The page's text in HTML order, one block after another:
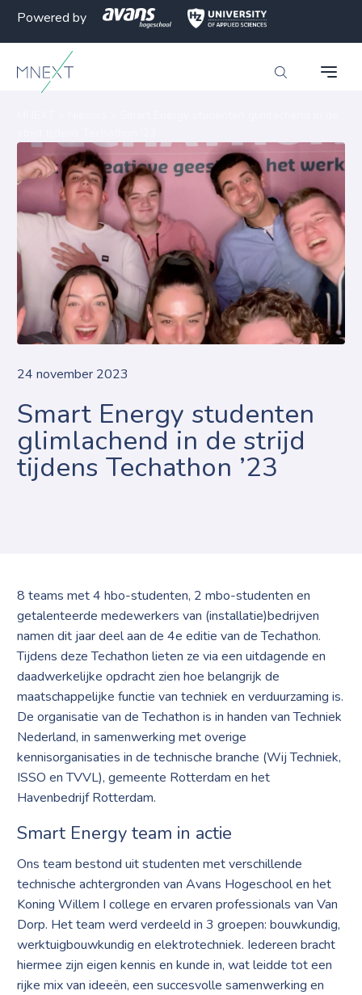
Powered by
24 november 2023
Smart Energy studenten
glimlachend in de strijd
tijdens Techathon ’23
8 teams met 4 hbo-studenten, 2 mbo-studenten en
getalenteerde medewerkers van (installatie)bedrijven
namen dit jaar deel aan de 4e editie van de Techathon.
Tijdens deze Techathon lieten ze via een uitdagende en
daadwerkelijke opdracht zien hoe belangrijk de
maatschappelijke functie van techniek en verduurzaming is.
De organisatie van de Techathon is in handen van Techniek
Nederland, in samenwerking met overige
kennisorganisaties in de technische branche (Wij Techniek,
ISSO en TVVL), gemeente Rotterdam en het
Havenbedrijf Rotterdam.
Smart Energy team in actie
Ons team bestond uit studenten met verschillende
technische achtergronden van Avans Hogeschool en het
Koning Willem I college en ervaren professionals van Van
Dorp. Het team werd verdeeld in 3 groepen: bouwkundig,
werktuigbouwkundig en elektrotechniek. Iedereen bracht
hiermee zijn eigen kennis en kunde in, wat leidde tot een
rijke mix van ideeën, een succesvolle samenwerking en